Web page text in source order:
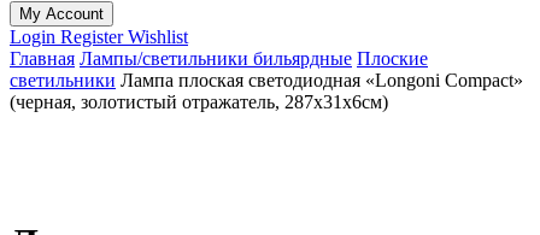
My Account
Login RegisterWishlist
Главная Лампы/светильники бильярдные Плоские
светильники Лампа плоская светодиодная «Longoni Compact»
(черная, золотистый отражатель, 287х31х6см)